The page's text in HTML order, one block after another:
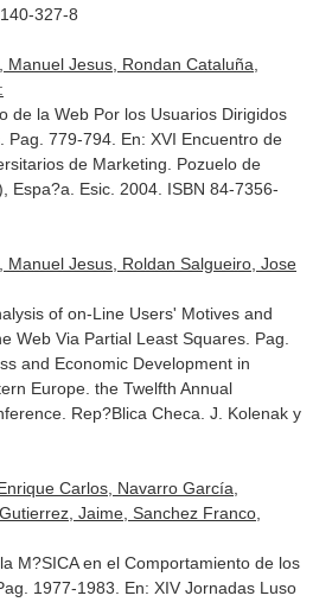
327-8
Manuel Jesus, Rondan Cataluña,
de la Web Por los Usuarios Dirigidos
Pag. 779-794. En: XVI Encuentro de
de Marketing . Pozuelo de
Espa?a. Esic. 2004. ISBN 84-7356-
Manuel Jesus, Roldan Salgueiro, Jose
of on-Line Users' Motives and
Web Via Partial Least Squares. Pag.
and Economic Development in
Europe. the Twelfth Annual
. Rep?Blica Checa. J. Kolenak y
Carlos, Navarro García,
Jaime, Sanchez Franco,
M?SICA en el Comportamiento de los
1977-1983. En: XIV Jornadas Luso